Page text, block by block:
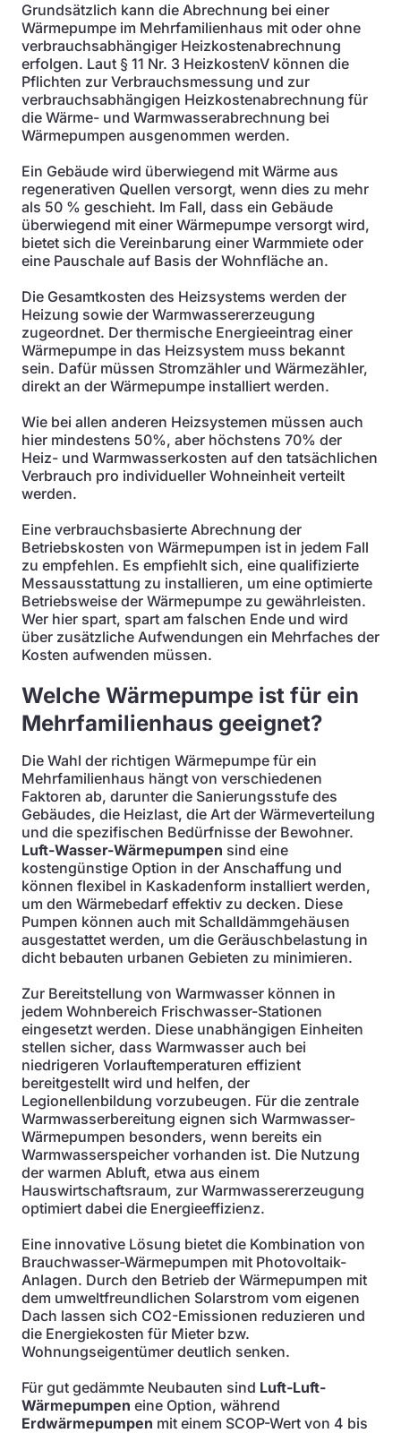
Grundsätzlich kann die Abrechnung bei einer
Wärmepumpe im Mehrfamilienhaus mit oder ohne
verbrauchsabhängiger Heizkostenabrechnung
erfolgen. Laut § 11 Nr. 3 HeizkostenV können die
Pflichten zur Verbrauchsmessung und zur
verbrauchsabhängigen Heizkostenabrechnung für
die Wärme- und Warmwasserabrechnung bei
Wärmepumpen ausgenommen werden.
Ein Gebäude wird überwiegend mit Wärme aus
regenerativen Quellen versorgt, wenn dies zu mehr
als 50 % geschieht. Im Fall, dass ein Gebäude
überwiegend mit einer Wärmepumpe versorgt wird,
bietet sich die Vereinbarung einer Warmmiete oder
eine Pauschale auf Basis der Wohnfläche an.
Die Gesamtkosten des Heizsystems werden der
Heizung sowie der Warmwassererzeugung
zugeordnet. Der thermische Energieeintrag einer
Wärmepumpe in das Heizsystem muss bekannt
sein. Dafür müssen Stromzähler und Wärmezähler,
direkt an der Wärmepumpe installiert werden.
Wie bei allen anderen Heizsystemen müssen auch
hier mindestens 50%, aber höchstens 70% der
Heiz- und Warmwasserkosten auf den tatsächlichen
Verbrauch pro individueller Wohneinheit verteilt
werden.
Eine verbrauchsbasierte Abrechnung der
Betriebskosten von Wärmepumpen ist in jedem Fall
zu empfehlen. Es empfiehlt sich, eine qualifizierte
Messausstattung zu installieren, um eine optimierte
Betriebsweise der Wärmepumpe zu gewährleisten.
Wer hier spart, spart am falschen Ende und wird
über zusätzliche Aufwendungen ein Mehrfaches der
Kosten aufwenden müssen.
Welche Wärmepumpe ist für ein
Mehrfamilienhaus geeignet?
Die Wahl der richtigen Wärmepumpe für ein
Mehrfamilienhaus hängt von verschiedenen
Faktoren ab, darunter die Sanierungsstufe des
Gebäudes, die Heizlast, die Art der Wärmeverteilung
und die spezifischen Bedürfnisse der Bewohner.
Luft-Wasser-Wärmepumpen sind eine
kostengünstige Option in der Anschaffung und
können flexibel in Kaskadenform installiert werden,
um den Wärmebedarf effektiv zu decken. Diese
Pumpen können auch mit Schalldämmgehäusen
ausgestattet werden, um die Geräuschbelastung in
dicht bebauten urbanen Gebieten zu minimieren.
Zur Bereitstellung von Warmwasser können in
jedem Wohnbereich Frischwasser-Stationen
eingesetzt werden. Diese unabhängigen Einheiten
stellen sicher, dass Warmwasser auch bei
niedrigeren Vorlauftemperaturen effizient
bereitgestellt wird und helfen, der
Legionellenbildung vorzubeugen. Für die zentrale
Warmwasserbereitung eignen sich Warmwasser-
Wärmepumpen besonders, wenn bereits ein
Warmwasserspeicher vorhanden ist. Die Nutzung
der warmen Abluft, etwa aus einem
Hauswirtschaftsraum, zur Warmwassererzeugung
optimiert dabei die Energieeffizienz.
Eine innovative Lösung bietet die Kombination von
Brauchwasser-Wärmepumpen mit Photovoltaik-
Anlagen. Durch den Betrieb der Wärmepumpen mit
dem umweltfreundlichen Solarstrom vom eigenen
Dach lassen sich CO2-Emissionen reduzieren und
die Energiekosten für Mieter bzw.
Wohnungseigentümer deutlich senken.
Für gut gedämmte Neubauten sind Luft-Luft-
Wärmepumpen eine Option, während
Erdwärmepumpen mit einem SCOP-Wert von 4 bis